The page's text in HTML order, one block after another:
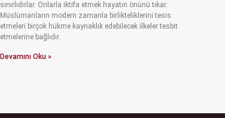
sınırlıdırlar. Onlarla iktifa etmek hayatın önünü tıkar.
Müslümanların modern zamanla birlikteliklerini tesis
etmeleri birçok hükme kaynaklık edebilecek ilkeler tesbit
etmelerine bağlıdır.
Devamını Oku »